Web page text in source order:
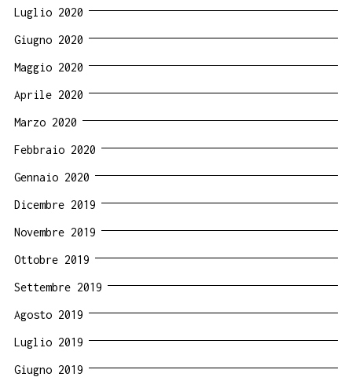
Luglio 2020
Giugno 2020
Maggio 2020
Aprile 2020
Marzo 2020
Febbraio 2020
Gennaio 2020
Dicembre 2019
Novembre 2019
Ottobre 2019
Settembre 2019
Agosto 2019
Luglio 2019
Giugno 2019